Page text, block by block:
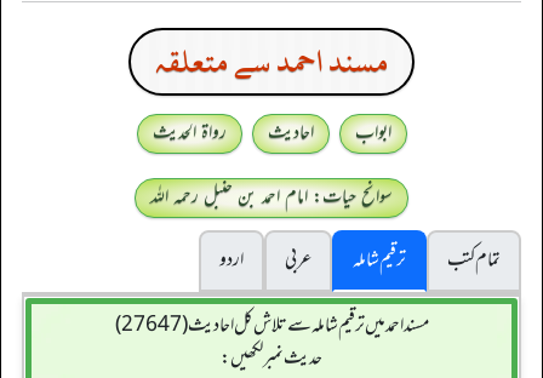
مسند احمد سے متعلقہ
ابواب احادیث
رواۃ الحدیث
سوانح حیات: امام احمد بن حنبل رحمہ اللہ
تمام کتب
ترقیم شاملہ عربی
اردو
مسند احمد میں ترقیم شاملہ سے تلاش کل احادیث (27647)
حدیث نمبر لکھیں: